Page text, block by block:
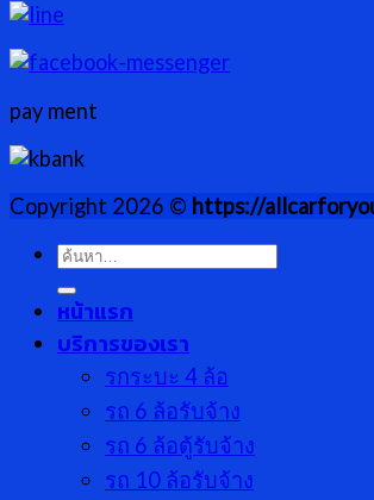
pay ment
Copyright 2026 © https://
ค้นหา:
หน้าแรก
บริการของเรา
รกระบะ 4 ล้อ
รถ 6 ล้อรับจ้าง
รถ 6 ล้อตู้รับจ้าง
รถ 10 ล้อรับจ้าง